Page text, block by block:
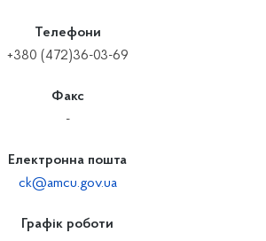
Телефони
+380 (472)36-03-69
Факс
-
Електронна пошта
ck@amcu.gov.ua
Графік роботи